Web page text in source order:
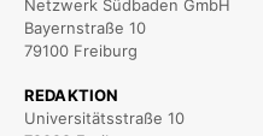
Netzwerk Südbaden GmbH
Bayernstraße 10
79100 Freiburg
REDAKTION
Universitätsstraße 10